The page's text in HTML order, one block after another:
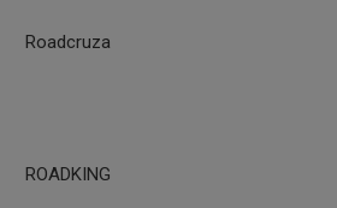
Roadcruza
ROADKING